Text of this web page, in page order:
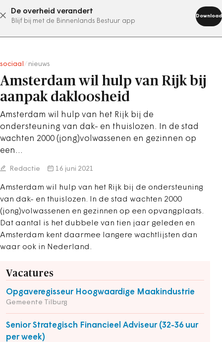
De overheid verandert
Blijf bij met de Binnenlands Bestuur app
Download
abonneer nu
sociaal nieuws
Amsterdam wil hulp van Rijk bij
aanpak dakloosheid
Amsterdam wil hulp van het Rijk bij de
ondersteuning van dak- en thuislozen. In de stad
wachten 2000 (jong)volwassenen en gezinnen op
een…
Redactie 16 juni 2021
Amsterdam wil hulp van het Rijk bij de ondersteuning
van dak- en thuislozen. In de stad wachten 2000
(jong)volwassenen en gezinnen op een opvangplaats.
Dat aantal is het dubbele van tien jaar geleden en
Amsterdam kent daarmee langere wachtlijsten dan
waar ook in Nederland.
Vacatures
Opgaveregisseur Hoogwaardige Maakindustrie
Gemeente Tilburg
Senior Strategisch Financieel Adviseur (32-36 uur
per week)